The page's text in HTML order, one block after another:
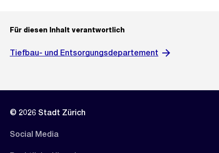
Für diesen Inhalt verantwortlich
Tiefbau- und Entsorgungsdepartement
© 2026 Stadt Zürich
Social Media